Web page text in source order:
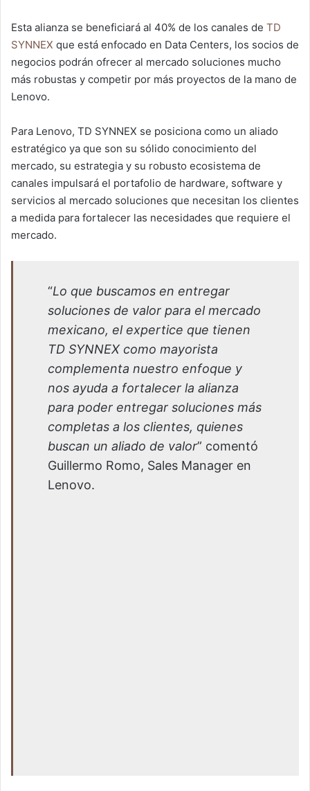
Esta alianza se beneficiará al 40% de los canales de TD
SYNNEX que está enfocado en Data Centers, los socios de
negocios podrán ofrecer al mercado soluciones mucho
más robustas y competir por más proyectos de la mano de
Lenovo.
Para Lenovo, TD SYNNEX se posiciona como un aliado
estratégico ya que son su sólido conocimiento del
mercado, su estrategia y su robusto ecosistema de
canales impulsará el portafolio de hardware, software y
servicios al mercado soluciones que necesitan los clientes
a medida para fortalecer las necesidades que requiere el
mercado.
“Lo que buscamos en entregar
soluciones de valor para el mercado
mexicano, el expertice que tienen
TD SYNNEX como mayorista
complementa nuestro enfoque y
nos ayuda a fortalecer la alianza
para poder entregar soluciones más
completas a los clientes, quienes
buscan un aliado de valor” comentó
Guillermo Romo, Sales Manager en
Lenovo.